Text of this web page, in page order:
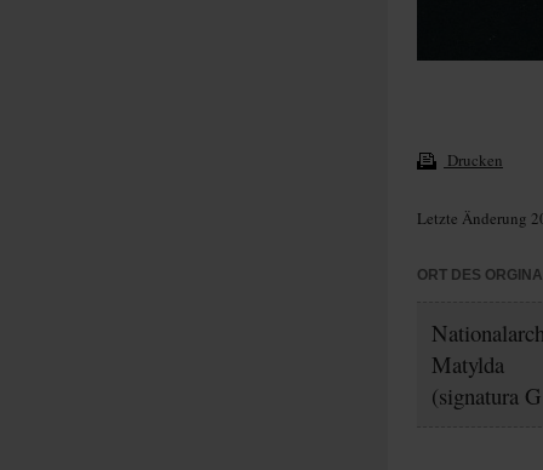
Drucken
Letzte Änderung
ORT DES
Matylda
(signatura